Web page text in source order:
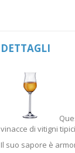
DETTAGLI
vinacce di vitigni
Il suo sapore è